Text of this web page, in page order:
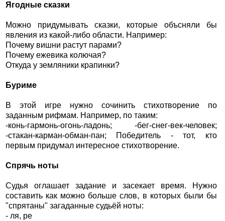
Ягодные сказки
Можно придумывать сказки, которые объсняли бы
явления из какой-либо области. Например:
Почему вишни растут парами?
Почему ежевика колючая?
Откуда у земляники крапинки?
Буриме
В этой игре нужно сочинить стихотворение по
заданным рифмам. Например, по таким:
-конь-гармонь-огонь-ладонь; -бег-снег-век-человек;
-стакан-карман-обман-пан; Победитель - тот, кто
первым придумал интересное стихотворение.
Спрячь ноты
Судья оглашает задание и засекает время. Нужно
составить как можно больше слов, в которых были бы
"спрятаны" загаданные судьёй ноты:
- ля, ре